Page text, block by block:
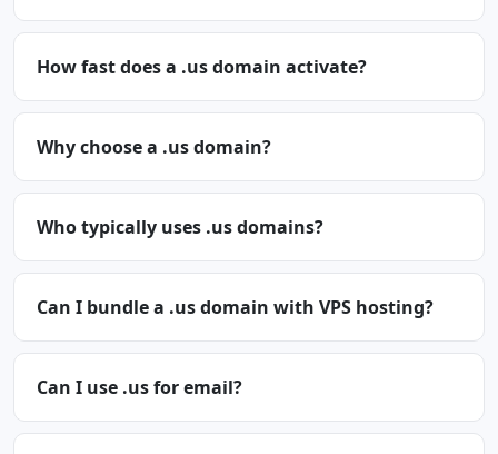
How fast does a .us domain activate?
Why choose a .us domain?
Who typically uses .us domains?
Can I bundle a .us domain with VPS hosting?
Can I use .us for email?